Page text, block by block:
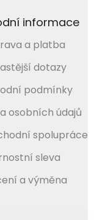
informace
a platba
dotazy
podmínky
osobních údajů
spolupráce
sleva
a výměna